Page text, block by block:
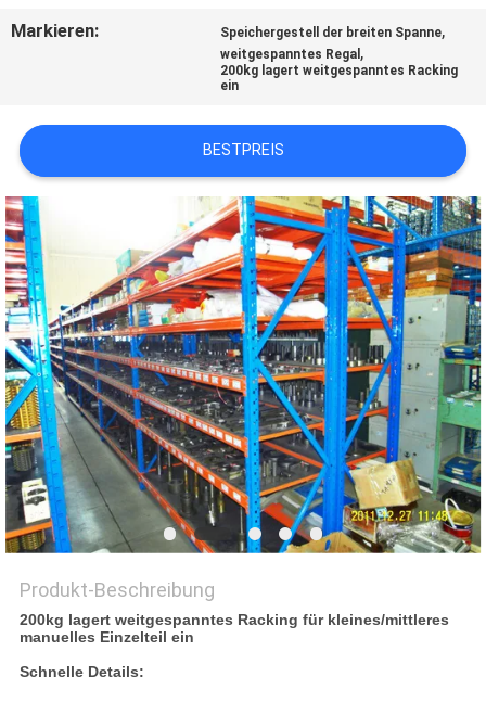
NACHRICHTEN
SITEMAP
PRIVACY
POLICY
Markieren: Speichergestell der breiten Spanne,
weitgespanntes Regal ,
200kg lagert weitgespanntes Racking
ein
BESTPREIS
Produkt-Beschreibung
200kg lagert weitgespanntes Racking für kleines/mittleres
manuelles Einzelteil ein
Schnelle Details: